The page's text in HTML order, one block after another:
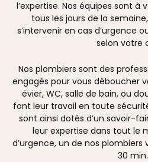
l’expertise. Nos équipes sont
tous les jours de la
s’intervenir en cas d’urgence
selon votre
Nos plombiers sont des
engagés pour vous déboucher
évier, WC, salle de bain, ou
font leur travail en toute
sont ainsi dotés d’un savoir-
leur expertise dans tout le
d’urgence, un de nos
30 min.